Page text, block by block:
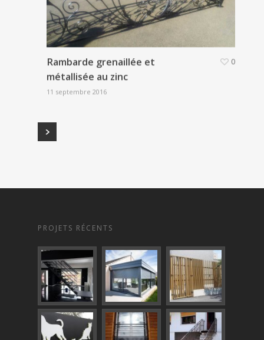
Rambarde grenaillée et
métallisée au zinc
11 septembre 2016
0
PROJETS RÉCENTS